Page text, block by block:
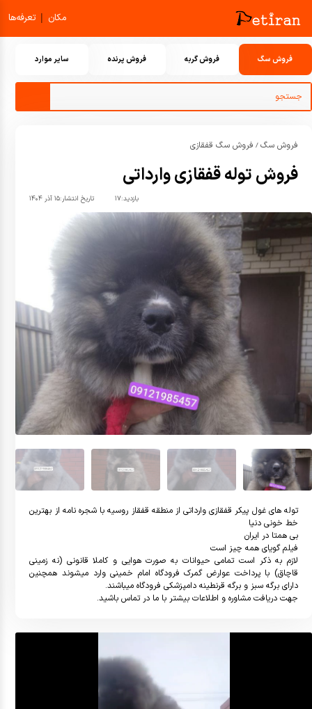
مکان | تعرفه‌ها
فروش سگ فروش گربه فروش پرنده سایر موارد
فروش سگ / فروش سگ قفقازی
فروش توله قفقازی وارداتی
تاریخ انتشار:۱۵ آذر ۱۴۰۴ بازدید:۱۷
​توله های غول پیکر قفقازی وارداتی از منطقه قفقاز روسیه با شجره نامه از بهترین
لازم به ذکر است تمامی حیوانات به صورت هوایی و کاملا قانونی (نه زمینی
قاچاق) با پرداخت عوارض گمرک فرودگاه امام خمینی وارد میشوند همچنین
جهت دریافت مشاوره و اطلاعات بیشتر با ما در تماس باشید.